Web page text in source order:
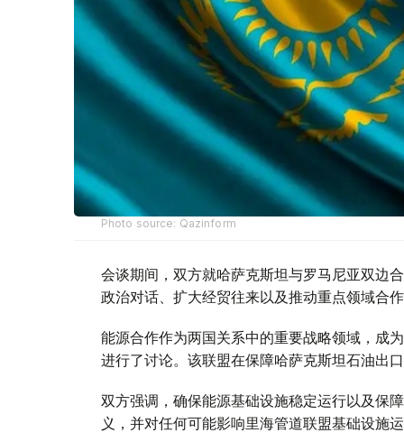
Photo source: Qazinform
会谈期间，双方就哈萨克斯坦与罗马尼亚双边
政治对话、扩大经贸往来以及推动重点领域合
能源合作作为两国关系中的重要战略领域，成
进行了讨论。该联盟在保障哈萨克斯坦石油出
双方强调，确保能源基础设施稳定运行以及保
义，并对任何可能影响里海管道联盟基础设施